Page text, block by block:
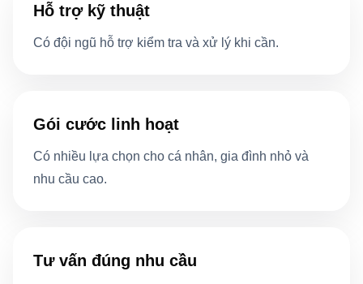
Hỗ trợ kỹ thuật
Có đội ngũ hỗ trợ kiểm tra và xử lý khi cần.
Gói cước linh hoạt
Có nhiều lựa chọn cho cá nhân, gia đình nhỏ và
nhu cầu cao.
Tư vấn đúng nhu cầu